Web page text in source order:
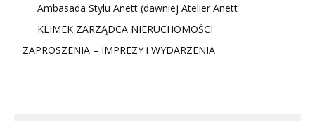
Ambasada Stylu Anett (dawniej Atelier Anett
KLIMEK ZARZĄDCA NIERUCHOMOŚCI
ZAPROSZENIA – IMPREZY i WYDARZENIA